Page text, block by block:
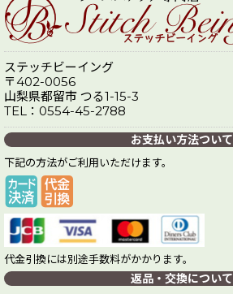
ステッチビーイング
〒402-0056
山梨県都留市 つる1-15-3
TEL：0554-45-2788
お支払い方法ついて
下記の方法がご利用いただけます。
代金引換には別途手数料がかかります。
返品・交換について